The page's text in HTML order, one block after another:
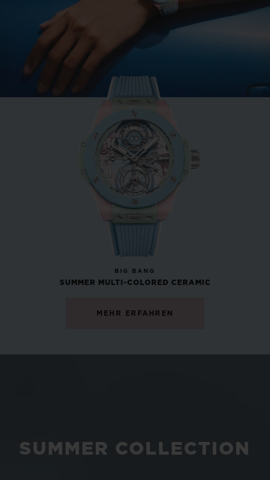
BIG BANG
MINT GREEN CERAMIC
EUR 15,200 •
BIG BANG
SUMMER MULTI-COLORED CERAMIC
MEHR ERFAHREN
SUMMER COLLECTION